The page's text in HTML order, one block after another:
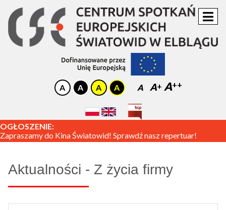
A A A
OGŁOSZENIE:
Zapraszamy do Kina Światowid! Sprawdź nasz repertuar!
Aktualności - Z życia firmy